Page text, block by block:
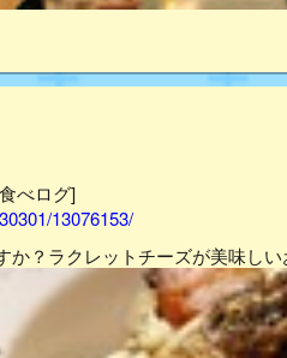
べログ]
13076153/
？ラクレットチーズが美味しい